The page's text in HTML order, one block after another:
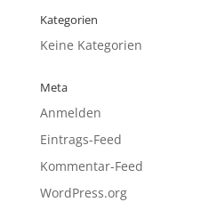
Kategorien
Keine Kategorien
Meta
Anmelden
Eintrags-Feed
Kommentar-Feed
WordPress.org